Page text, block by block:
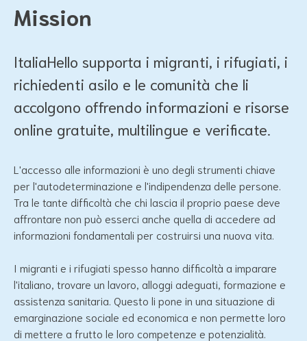
Mission
ItaliaHello supporta i migranti, i rifugiati, i
richiedenti asilo e le comunità che li
accolgono offrendo informazioni e risorse
online gratuite, multilingue e verificate.
L'accesso alle informazioni è uno degli strumenti chiave
per l'autodeterminazione e l'indipendenza delle persone.
Tra le tante difficoltà che chi lascia il proprio paese deve
affrontare non può esserci anche quella di accedere ad
informazioni fondamentali per costruirsi una nuova vita.
I migranti e i rifugiati spesso hanno difficoltà a imparare
l'italiano, trovare un lavoro, alloggi adeguati, formazione e
assistenza sanitaria. Questo li pone in una situazione di
emarginazione sociale ed economica e non permette loro
di mettere a frutto le loro competenze e potenzialità.